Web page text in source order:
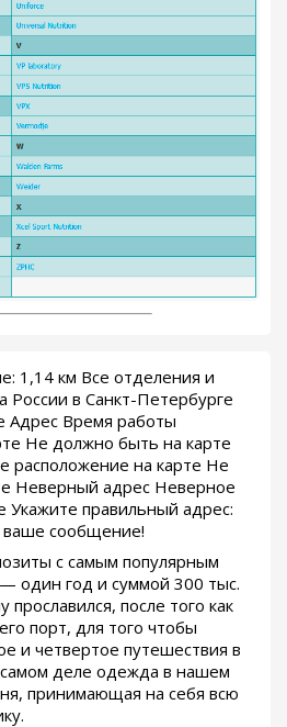
1,14 км Все отделения и
России в Санкт-Петербурге
Время работы
Не должно быть на карте
расположение на карте Не
Неверный адрес Неверное
Укажите правильный адрес:
ваше сообщение!
с самым популярным
один год и суммой 300 тыс.
после того как
порт, для того чтобы
и четвертое путешествия в
деле одежда в нашем
принимающая на себя всю